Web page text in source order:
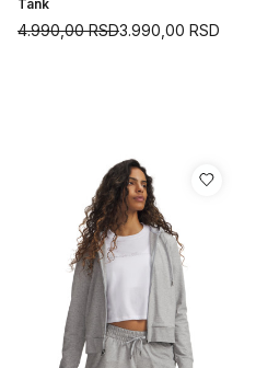
Tank
3.990,00 RSD
4.990,00RSD